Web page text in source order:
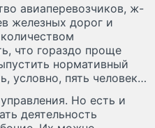
авиаперевозчиков, ж-
железных дорог и
что гораздо проще
нормативный
условно, пять человек…
Но есть и
деятельность